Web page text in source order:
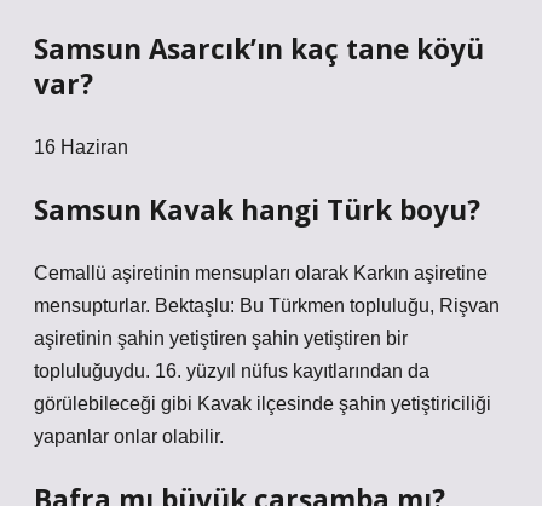
Samsun Asarcık’ın kaç tane köyü
var?
16 Haziran
Samsun Kavak hangi Türk boyu?
Cemallü aşiretinin mensupları olarak Karkın aşiretine
mensupturlar. Bektaşlu: Bu Türkmen topluluğu, Rişvan
aşiretinin şahin yetiştiren şahin yetiştiren bir
topluluğuydu. 16. yüzyıl nüfus kayıtlarından da
görülebileceği gibi Kavak ilçesinde şahin yetiştiriciliği
yapanlar onlar olabilir.